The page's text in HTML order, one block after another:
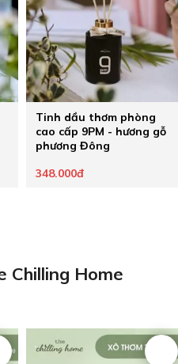
Tinh dầu thơm phòng
cao cấp 9PM - hương gỗ
phương Đông
348.000đ
Chilling Home